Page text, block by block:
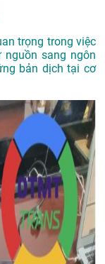
trọng trong việc
sang ngôn
bản dịch tại cơ